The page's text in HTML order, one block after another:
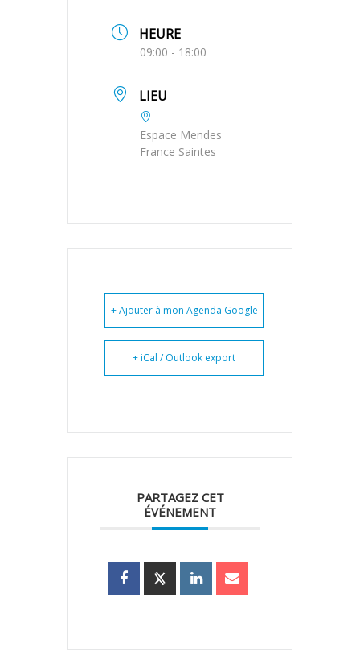
HEURE
09:00 - 18:00
LIEU
Espace Mendes
France Saintes
+ Ajouter à mon Agenda Google
+ iCal / Outlook export
PARTAGEZ CET
ÉVÉNEMENT